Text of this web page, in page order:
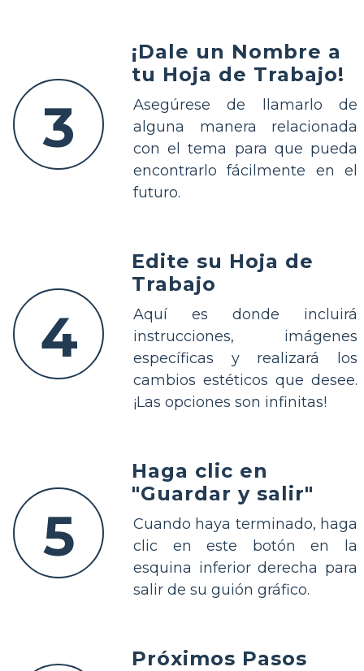
3
¡Dale un Nombre a
tu Hoja de Trabajo!
Asegúrese de llamarlo de
alguna manera relacionada
con el tema para que pueda
encontrarlo fácilmente en el
futuro.
4
Edite su Hoja de
Trabajo
Aquí es donde incluirá
instrucciones, imágenes
específicas y realizará los
cambios estéticos que desee.
¡Las opciones son infinitas!
5
Haga clic en
"Guardar y salir"
Cuando haya terminado, haga
clic en este botón en la
esquina inferior derecha para
salir de su guión gráfico.
Próximos Pasos